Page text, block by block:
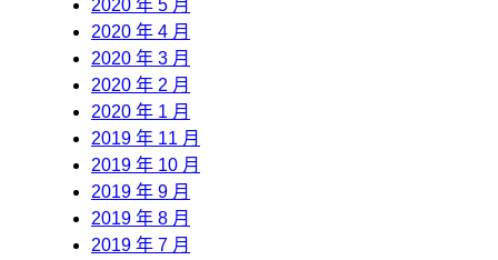
2020 年 5 月
2020 年 4 月
2020 年 3 月
2020 年 2 月
2020 年 1 月
2019 年 11 月
2019 年 10 月
2019 年 9 月
2019 年 8 月
2019 年 7 月